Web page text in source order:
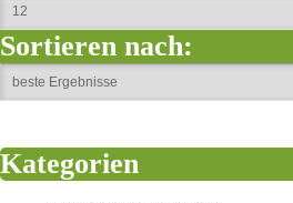
Sortieren nach:
Kategorien